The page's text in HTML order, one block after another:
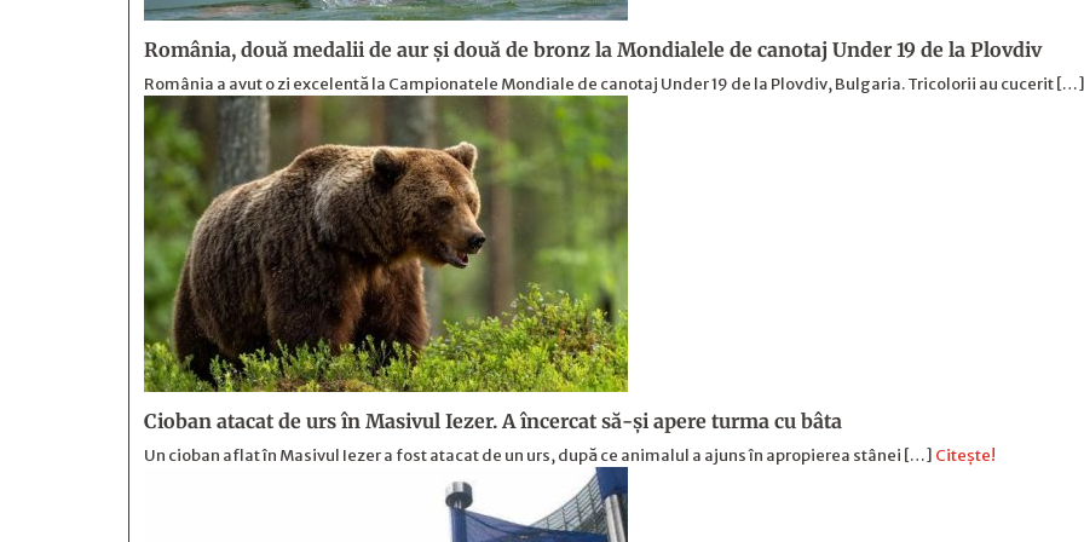
România, două medalii de aur și două de bronz la Mondialele de canotaj Under 19 de la Plovdiv
România a avut o zi excelentă la Campionatele Mondiale de canotaj Under 19 de la Plovdiv, Bulgaria. Tricolorii au cucerit […]
Cioban atacat de urs în Masivul Iezer. A încercat să-și apere turma cu bâta
Un cioban aflat în Masivul Iezer a fost atacat de un urs, după ce animalul a ajuns în apropierea stânei […] Citește!